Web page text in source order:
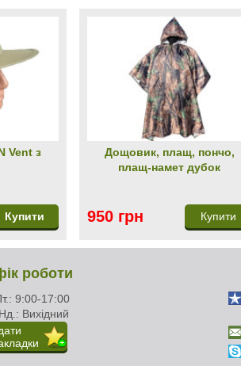
Vent з
Купити
Дощовик, плащ, пончо,
плащ-намет дубок
950 грн Купити
роботи
9:00-17:00
Вихідний